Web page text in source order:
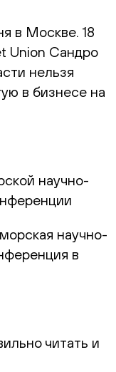
в Москве. 18
Union Сандро
нельзя
в бизнесе на
научно-
научно-
в
читать и